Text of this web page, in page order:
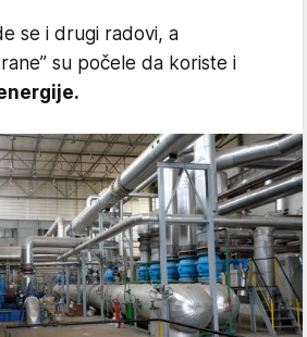
se i drugi radovi, a
su počele da koriste i